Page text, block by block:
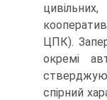
ЦПК).
окремі
спірний